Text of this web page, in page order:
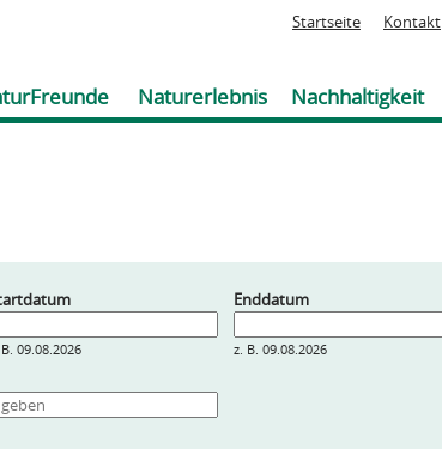
Jump to navigation
Startseite Kontakt
Naturerlebnis Nachhaltigkeit
09.08.2026
Enddatum
z. B. 09.08.2026